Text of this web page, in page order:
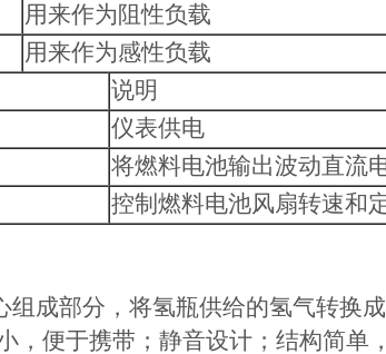
用来作为阻性负载
用来作为感性负载
说明
仪表供电
将燃料电池输出波动直流
控制燃料电池风扇转速和
成部分，将氢瓶供给的氢气转换成
，便于携带；静音设计；结构简